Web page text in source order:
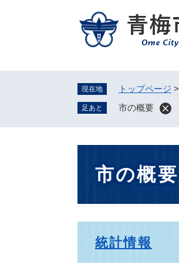
現在地 トップページ >
足あと 市の概要
市の概要
統計情報